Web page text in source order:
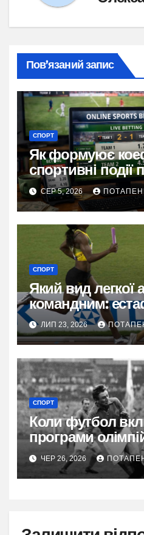
Пов’язаний запис
СПОРТ
Як формуює
спортивні
Stawki bet
СЕР 5, 2026
СПОРТ
Який вид легкої
командним:
його сила
ЛИП 23, 2026
СПОРТ
Коли футбол
програми
повна історія
ЧЕР 26, 2026